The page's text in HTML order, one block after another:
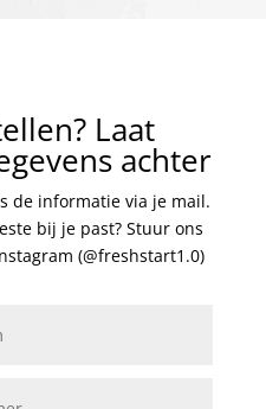
Laat
achter
de informatie via je mail.
bij je past? Stuur ons
(@freshstart1.0)